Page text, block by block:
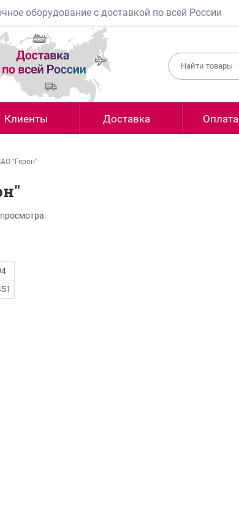
оборудование с доставкой по всей России
Клиенты Доставка Оплата
"Герон"
просмотра.